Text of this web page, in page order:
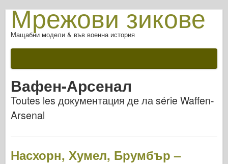
Мрежови зикове
Мащабни модели & във военна история
Вафен-Арсенал
Toutes les документация де ла série Waffen-
Arsenal
Насхорн, Хумел, Брумбър –